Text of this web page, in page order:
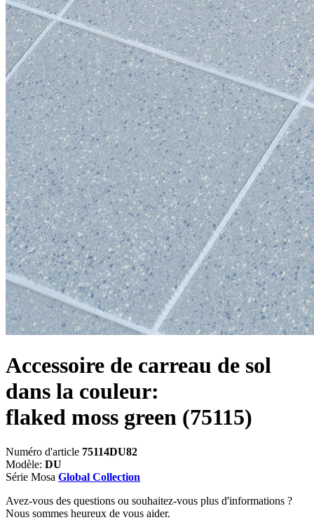
Accessoire de carreau de sol
dans la couleur:
flaked moss green (75115)
Numéro d'article 75114DU82
Modèle: DU
Série Mosa Global Collection
Avez-vous des questions ou souhaitez-vous plus d'informations ?
Nous sommes heureux de vous aider.